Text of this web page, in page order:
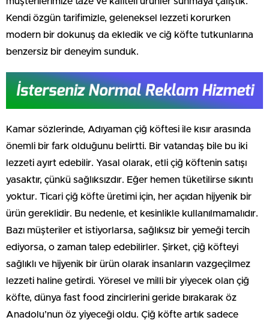
Kendi özgün tarifimizle, geleneksel lezzeti korurken
modern bir dokunuş da ekledik ve ciğ köfte tutkunlarına
benzersiz bir deneyim sunduk.
Kamar sözlerinde, Adıyaman çiğ köftesi ile kısır arasında
önemli bir fark olduğunu belirtti. Bir vatandaş bile bu iki
lezzeti ayırt edebilir. Yasal olarak, etli çiğ köftenin satışı
yasaktır, çünkü sağlıksızdır. Eğer hemen tüketilirse sıkıntı
yoktur. Ticari çiğ köfte üretimi için, her açıdan hijyenik bir
ürün gereklidir. Bu nedenle, et kesinlikle kullanılmamalıdır.
Bazı müşteriler et istiyorlarsa, sağlıksız bir yemeği tercih
ediyorsa, o zaman talep edebilirler. Şirket, çiğ köfteyi
sağlıklı ve hijyenik bir ürün olarak insanların vazgeçilmez
lezzeti haline getirdi. Yöresel ve milli bir yiyecek olan çiğ
köfte, dünya fast food zincirlerini geride bırakarak öz
Anadolu’nun öz yiyeceği oldu. Çiğ köfte artık sadece